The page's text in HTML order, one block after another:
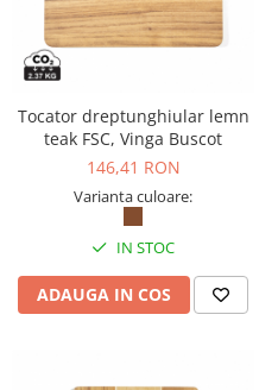
Tocator dreptunghiular lemn
teak FSC, Vinga Buscot
146,41 RON
Varianta culoare:
IN STOC
ADAUGA IN COS